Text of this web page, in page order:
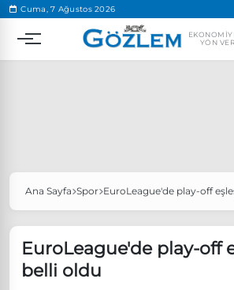
Cuma, 7 Ağustos 2026
YÖN
Popüler Aramalar
Özgür Özel, Ekrem İmamoğlu’nu
Ünlü çift bir etkinliğe daha
Ana Sayfa Spor EuroLeague'de play-off
EuroLeague'de play-off
belli oldu